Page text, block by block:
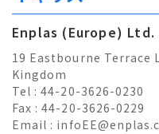
Enplas (Europe) Ltd.
19 Eastbourne Terrace
Kingdom
Tel : 44-20-3626-0230
Fax : 44-20-3626-0229
Email :